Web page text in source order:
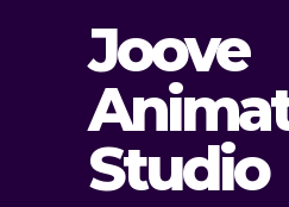
Joove
Studio